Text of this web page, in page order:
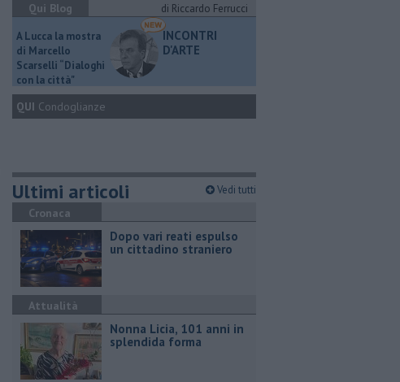
Qui Blog
di Riccardo Ferrucci
A Lucca la mostra
di Marcello
Scarselli “Dialoghi
con la città"
INCONTRI
D'ARTE
QUI Condoglianze
Ultimi articoli Vedi tutti
Cronaca
Dopo vari reati espulso
un cittadino straniero
Attualità
Nonna Licia, 101 anni in
splendida forma